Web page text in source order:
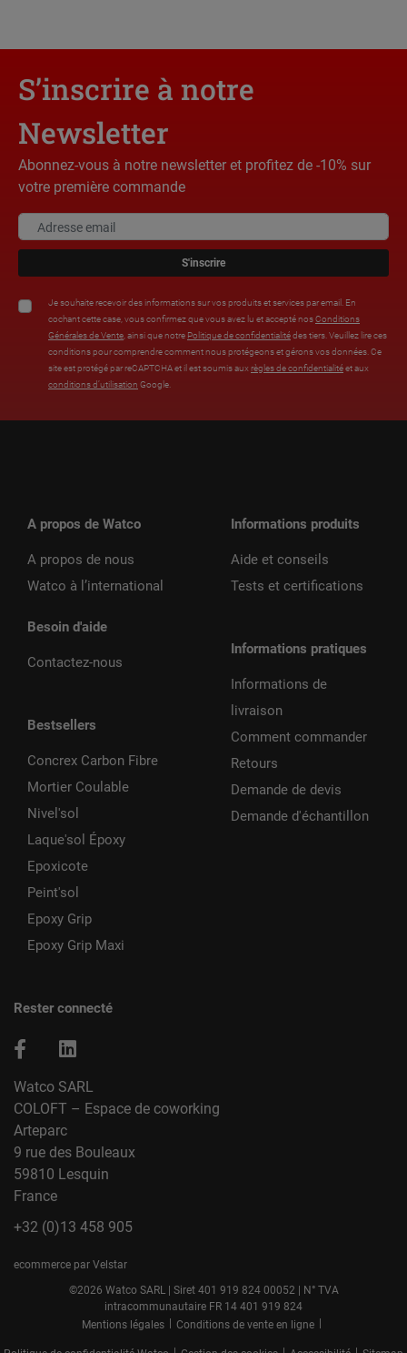
S’inscrire à notre
Newsletter
Abonnez-vous à notre newsletter et profitez de -10% sur
votre première commande
S'inscrire
Je souhaite recevoir des informations sur vos produits et services par email. En
cochant cette case, vous confirmez que vous avez lu et accepté nosConditions
Générales de Vente , ainsi que notre Politique de confidentialitédes tiers. Veuillez lire ces
conditions pour comprendre comment nous protégeons et gérons vos données. Ce
site est protégé par reCAPTCHA et il est soumis aux règles de confidentialitéet aux
conditions d’utilisation Google.
A propos de Watco
A propos de nous
Watco à l’international
Besoin d'aide
Contactez-nous
Bestsellers
Concrex Carbon Fibre
Mortier Coulable
Nivel'sol
Laque'sol Époxy
Epoxicote
Peint'sol
Epoxy Grip
Epoxy Grip Maxi
Informations produits
Aide et conseils
Tests et certifications
Informations pratiques
Informations de
livraison
Comment commander
Retours
Demande de devis
Demande d'échantillon
Rester connecté
Watco SARL
COLOFT – Espace de coworking
Arteparc
9 rue des Bouleaux
59810 Lesquin
France
+32 (0)13 458 905
ecommerce par Velstar
©2026 Watco SARL | Siret 401 919 824 00052 | N° TVA
intracommunautaire FR 14 401 919 824
Mentions légales
Conditions de vente en ligne